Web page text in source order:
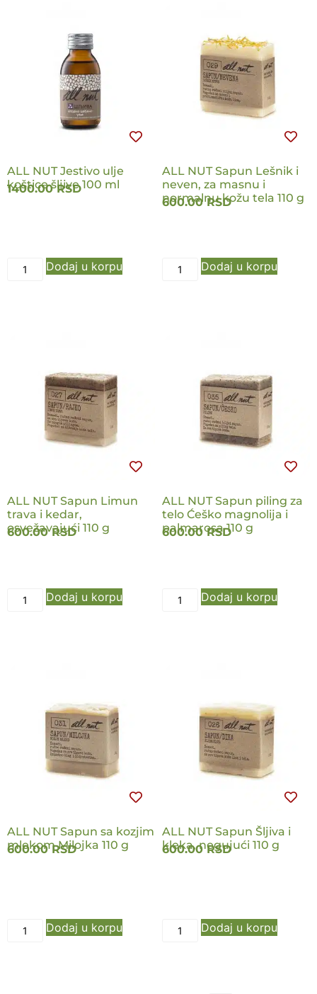
ALL NUT Jestivo ulje
koštice šljive 100 ml
1400.00RSD
Dodaj u korpu
ALL NUT Sapun Lešnik i
neven, za masnu i
normalnu kožu tela 110 g
600.00RSD
Dodaj u korpu
ALL NUT Sapun Limun
trava i kedar,
osvežavajući 110 g
600.00RSD
Dodaj u korpu
ALL NUT Sapun piling za
telo Ćeško magnolija i
palmarosa 110 g
600.00RSD
Dodaj u korpu
ALL NUT Sapun sa kozjim
mlekom Milojka 110 g
600.00RSD
Dodaj u korpu
ALL NUT Sapun Šljiva i
kleka, negujući 110 g
600.00RSD
Dodaj u korpu